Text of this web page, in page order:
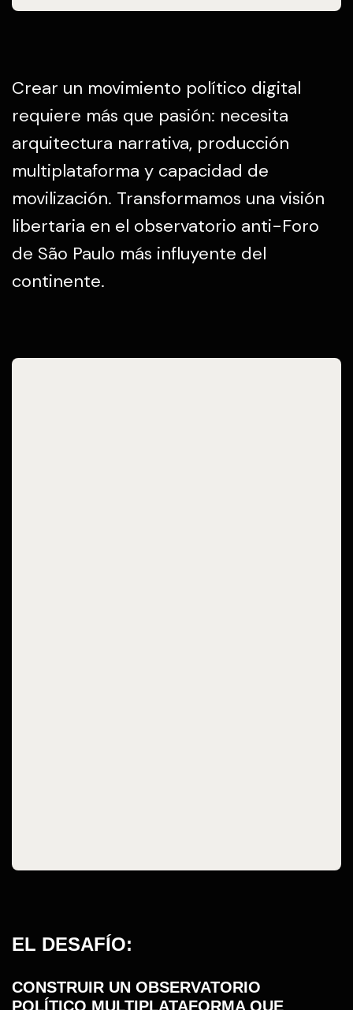
Crear un movimiento político digital
requiere más que pasión: necesita
arquitectura narrativa, producción
multiplataforma y capacidad de
movilización. Transformamos una visión
libertaria en el observatorio anti-Foro
de São Paulo más influyente del
continente.
EL DESAFÍO:
CONSTRUIR UN OBSERVATORIO
POLÍTICO MULTIPLATAFORMA QUE